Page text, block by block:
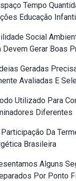
Tempo
Educação
Social
Devem Gerar Boas
Geradas
Avaliadas E
Utilizado Para
Diferentes
Da
Brasileira
Alguns
Por Ponto